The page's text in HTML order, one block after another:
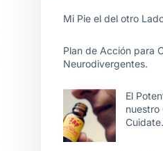
Mi Pie el del otro
Plan de Acción para
Neurodivergentes.
El
nuestro
Cuidate.